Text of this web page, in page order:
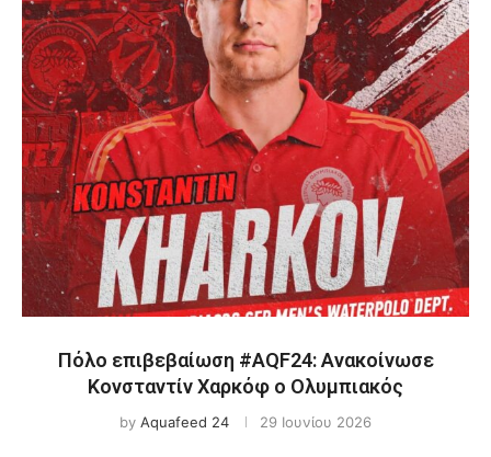
Πόλο επιβεβαίωση #AQF24: Ανακοίνωσε
Κονσταντίν Χαρκόφ ο Ολυμπιακός
by Aquafeed 24 29 Ιουνίου 2026